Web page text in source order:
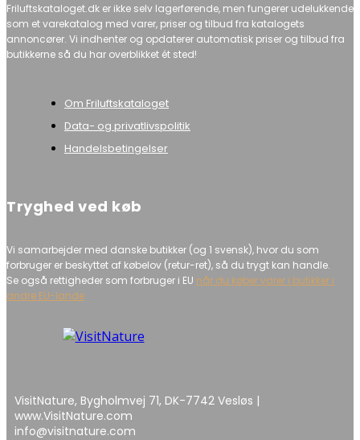
Friluftskataloget.dk er ikke selv lagerførende, men fungerer udelukkende
som et varekatalog med varer, priser og tilbud fra katalogets
annoncører. Vi indhenter og opdaterer automatisk priser og tilbud fra
butikkerne så du har overblikket ét sted!
Om Friluftskataloget
Data- og privatlivspolitik
Handelsbetingelser
Tryghed ved køb
Vi samarbejder med danske butikker (og 1 svensk), hvor du som
forbruger er beskyttet af købelov (retur-ret), så du trygt kan handle.
Se også rettigheder som forbruger i EU når du køber varer i butikker i
andre EU-lande
VisitNature, Bygholmvej 71, DK-7742 Vesløs |
www.VisitNature.com
info@visitnature.com